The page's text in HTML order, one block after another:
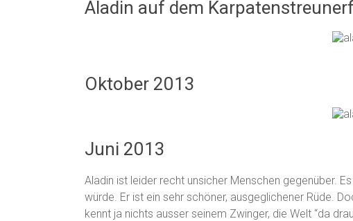
Aladin auf dem
Oktober 2013
Juni 2013
Aladin ist leider recht unsicher Menschen gegenüber.
würde. Er ist ein sehr schöner, ausgeglichener Rüde.
kennt ja nichts ausser seinem Zwinger, die Welt “da